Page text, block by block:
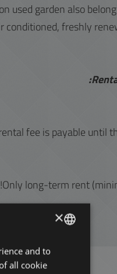
used garden also
conditioned, freshly
Only long-term rent
ENGLISH
HUNGARIAN
×
and to
all cookie